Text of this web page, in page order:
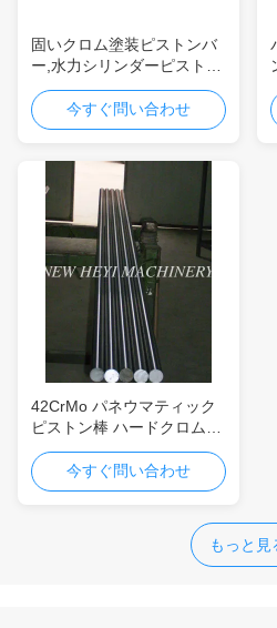
固いクロム塗装ピストンバ
ー,水力シリンダーピストン
棒
今すぐ問い合わせ
42CrMo パネウマティック
ピストン棒 ハードクロム塗
装 精密地軸
今すぐ問い合わせ
もっと見